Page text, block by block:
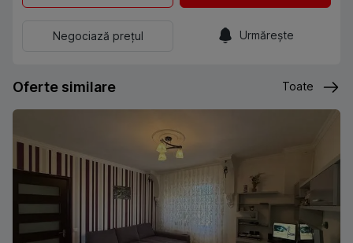
Negociază prețul Urmărește
Oferte similare Toate